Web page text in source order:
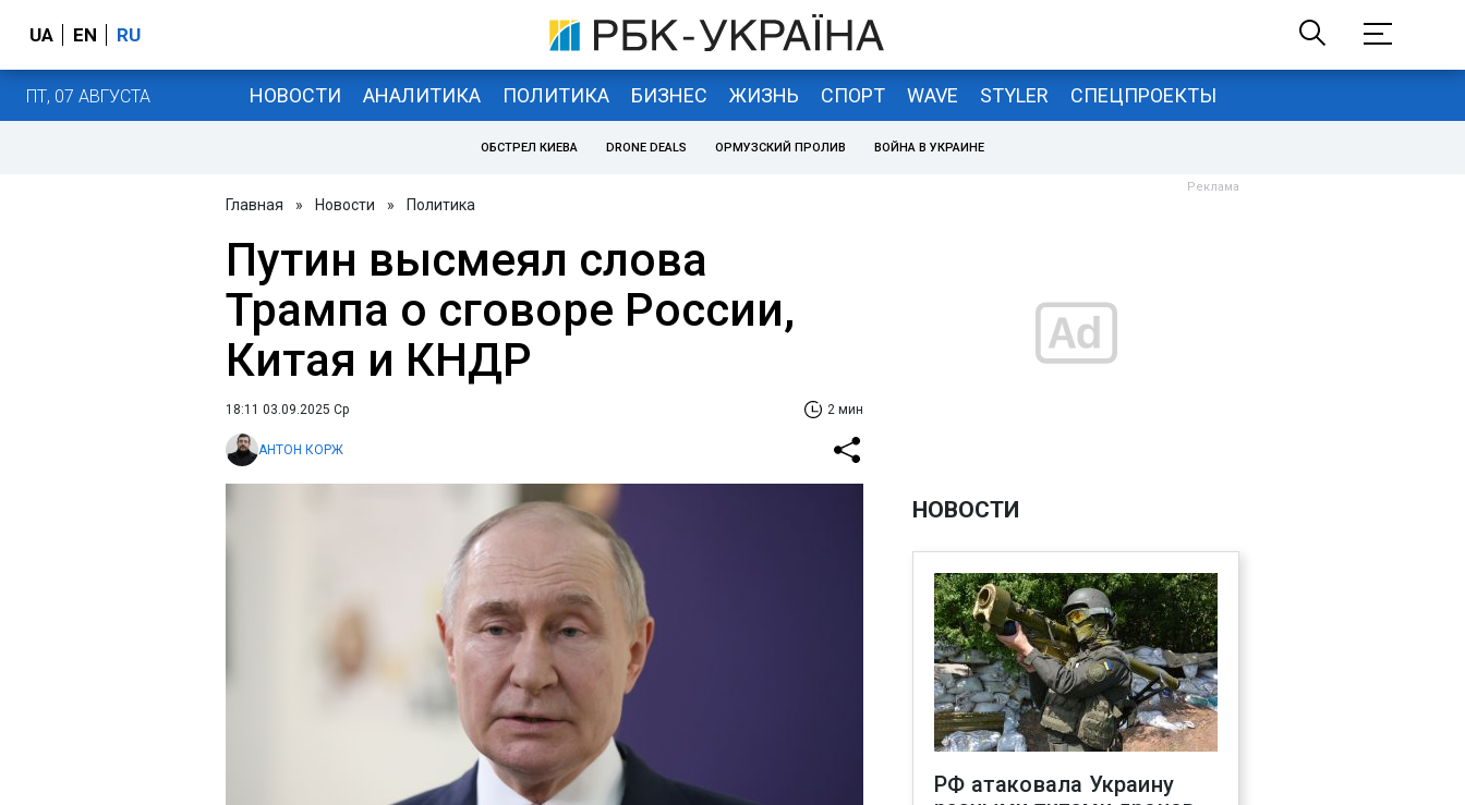
UA EN RU
ПТ, 07 АВГУСТА НОВОСТИ АНАЛИТИКА ПОЛИТИКА БИЗНЕС ЖИЗНЬ СПОРТ WAVE STYLER СПЕЦПРОЕКТЫ
ОБСТРЕЛ КИЕВА DRONE DEALS ОРМУЗСКИЙ ПРОЛИВ ВОЙНА В УКРАИНЕ
Главная » Новости » Политика
Путин высмеял слова
Трампа о сговоре России,
Китая и КНДР
18:11 03.09.2025 Ср 2 мин
АНТОН КОРЖ
НОВОСТИ
РФ атаковала Украину